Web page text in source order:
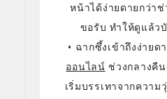
หน้าได้ง่ายดายกว่าช่
ขอรับ ทำให้ดูแล้ว
• ฉากซึ้งเข้าถึงง่ายด
ออนไลน์ ช่วงกลางคื
เริ่มบรรเทาจากควา